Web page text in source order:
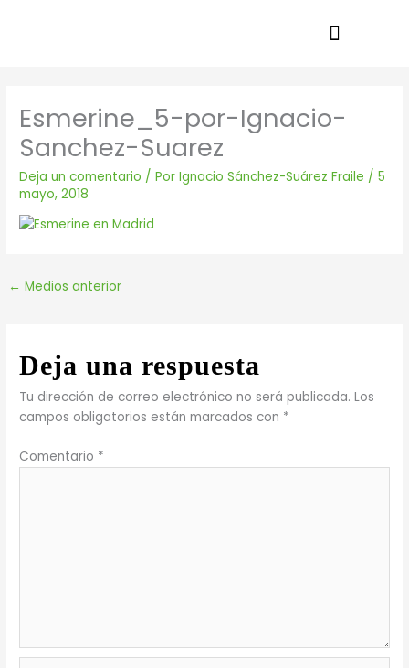
Esmerine_5-por-Ignacio-
Sanchez-Suarez
Deja un comentario / PorIgnacio Sánchez-Suárez Fraile /5
mayo, 2018
← Medios anterior
Deja una respuesta
Tu dirección de correo electrónico no será publicada. Los
campos obligatorios están marcados con *
Comentario *